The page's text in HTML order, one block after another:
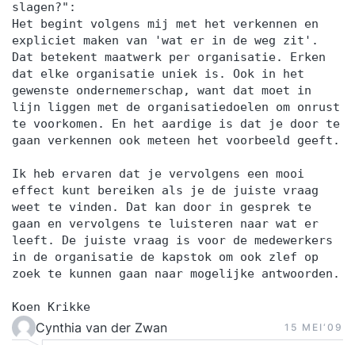
slagen?":
Het begint volgens mij met het verkennen en
expliciet maken van 'wat er in de weg zit'.
Dat betekent maatwerk per organisatie. Erken
dat elke organisatie uniek is. Ook in het
gewenste ondernemerschap, want dat moet in
lijn liggen met de organisatiedoelen om onrust
te voorkomen. En het aardige is dat je door te
gaan verkennen ook meteen het voorbeeld geeft.
Ik heb ervaren dat je vervolgens een mooi
effect kunt bereiken als je de juiste vraag
weet te vinden. Dat kan door in gesprek te
gaan en vervolgens te luisteren naar wat er
leeft. De juiste vraag is voor de medewerkers
in de organisatie de kapstok om ook zlef op
zoek te kunnen gaan naar mogelijke antwoorden.
Koen Krikke
Cynthia van der Zwan 15 MEI‘09